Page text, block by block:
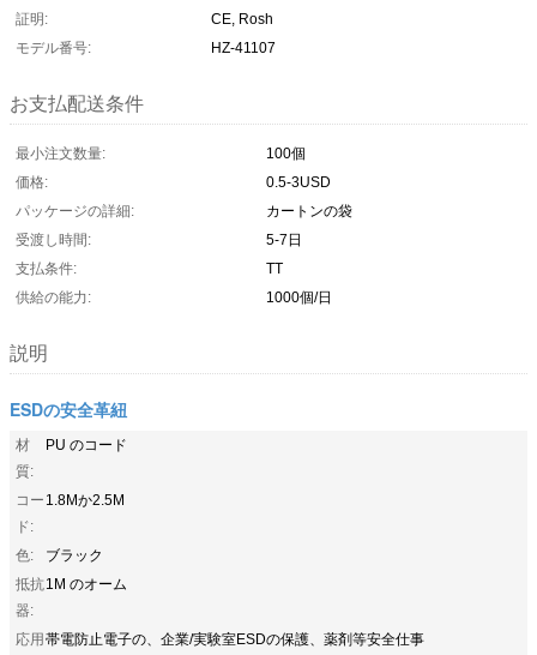
証明:
CE, Rosh
モデル番号:
HZ-41107
お支払配送条件
最小注文数量:
100個
価格:
0.5-3USD
パッケージの詳細:
カートンの袋
受渡し時間:
5-7日
支払条件:
TT
供給の能力:
1000個/日
説明
ESDの安全革紐
材
質:
PU のコード
コー
ド:
1.8Mか2.5M
色:
ブラック
抵抗
器:
1M のオーム
応用帯電防止電子の、企業/実験室ESDの保護、薬剤等安全仕事